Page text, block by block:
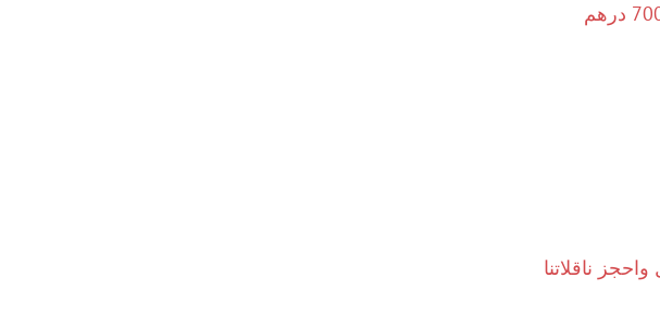
ناقلاتنا